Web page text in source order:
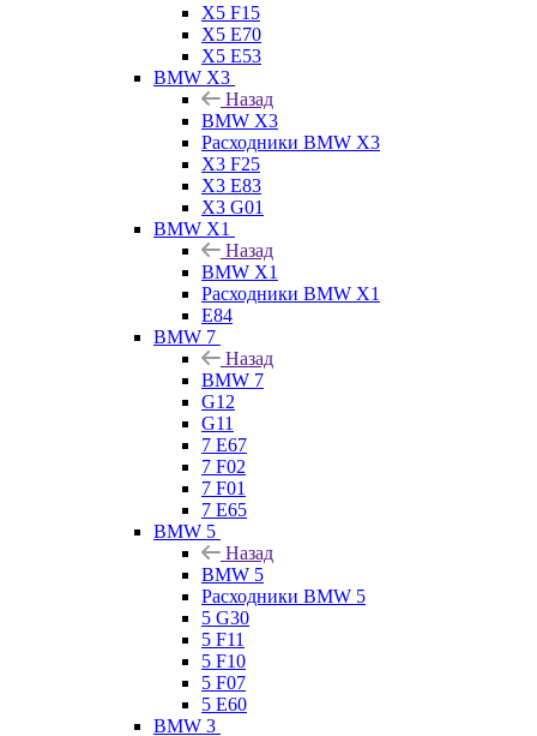
X5 F15
X5 E70
X5 E53
BMW X3
Назад
BMW X3
Расходники BMW X3
X3 F25
X3 E83
X3 G01
BMW X1
Назад
BMW X1
Расходники BMW X1
E84
BMW 7
Назад
BMW 7
G12
G11
7 Е67
7 F02
7 F01
7 E65
BMW 5
Назад
BMW 5
Расходники BMW 5
5 G30
5 F11
5 F10
5 F07
5 E60
BMW 3